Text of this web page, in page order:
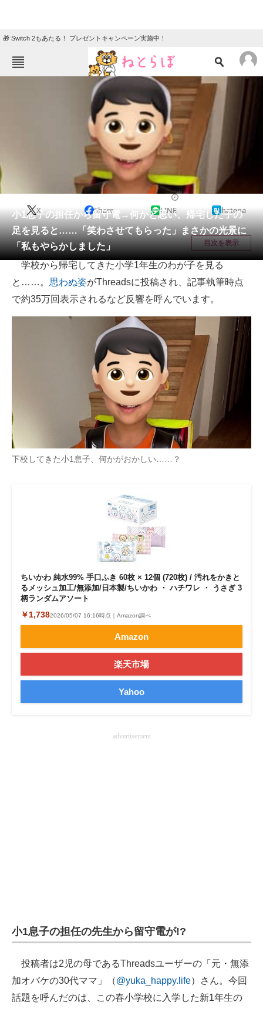
🎁 Switch 2もあたる！ プレゼントキャンペーン実施中！
クイズ
地域
教育・育児
リサーチ
会員記事
メディア
注目記事を集めた総合ページ
ITの今と未来を見通す
進化するPCとデバイスの未来
好きが集まる 比べて選べる
ビジネスと働き方のヒント
AI活用のいまが分かる
企業ITのトレンドを詳説
経営リーダーのコミュニティ
ITエンジニア向け専門サイト
企業向けIT製品の総合サイト
製造業のIT導入・活用を支援
モノづくり技術者専門サイト
エレクトロニクス専門サイト
小1息子の担任から留守電→何かと思い、帰宅した子の
足を見ると……「笑わさせてもらった」まさかの光景に
「私もやらかしました」
X Share LINE hatena
目次を表示
学校から帰宅してきた小学1年生のわが子を見る
と……。 思わぬ姿がThreadsに投稿され、記事執筆時点
で約35万回表示されるなど反響を呼んでいます。
下校してきた小1息子、何かがおかしい……？
ちいかわ 純水99% 手口ふき 60枚 × 12個 (720枚) / 汚れをかきと
るメッシュ加工/無添加/日本製/ちいかわ ・ ハチワレ ・ うさぎ 3
柄ランダムアソート
￥1,7382026/05/07 16:16時点｜Amazon調べ
Amazon
楽天市場
Yahoo
advertisement
小1息子の担任の先生から留守電が!?
投稿者は2児の母であるThreadsユーザーの「元・無添
加オバケの30代ママ」（@yuka_happy.life）さん。今回
話題を呼んだのは、この春小学校に入学した新1年生の